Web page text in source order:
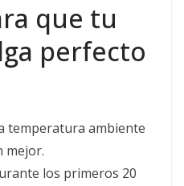
que tu
perfecto
temperatura ambiente
mejor.
los primeros 20